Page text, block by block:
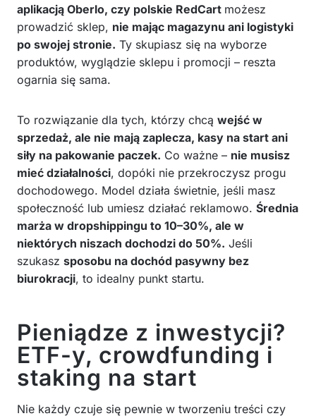
aplikacją Oberlo, czy polskie RedCart możesz
prowadzić sklep, nie mając magazynu ani logistyki
po swojej stronie. Ty skupiasz się na wyborze
produktów, wyglądzie sklepu i promocji – reszta
ogarnia się sama.
To rozwiązanie dla tych, którzy chcą wejść w
sprzedaż, ale nie mają zaplecza, kasy na start ani
siły na pakowanie paczek. Co ważne – nie musisz
mieć działalności, dopóki nie przekroczysz progu
dochodowego. Model działa świetnie, jeśli masz
społeczność lub umiesz działać reklamowo. Średnia
marża w dropshippingu to 10–30%, ale w
niektórych niszach dochodzi do 50%. Jeśli
szukasz sposobu na dochód pasywny bez
biurokracji, to idealny punkt startu.
Pieniądze z inwestycji?
ETF-y, crowdfunding i
staking na start
Nie każdy czuje się pewnie w tworzeniu treści czy